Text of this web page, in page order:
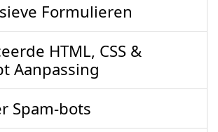
Formulieren
HTML, CSS &
Aanpassing
Spam-bots